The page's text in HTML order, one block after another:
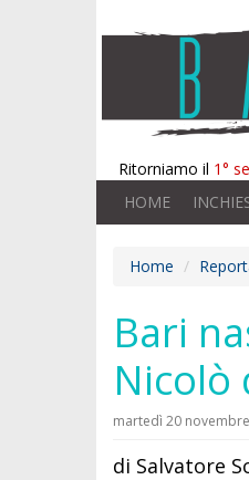
Ritorniamo il 1°
HOME
Home
Bari
Nicolò
martedì 20
di Salvatore